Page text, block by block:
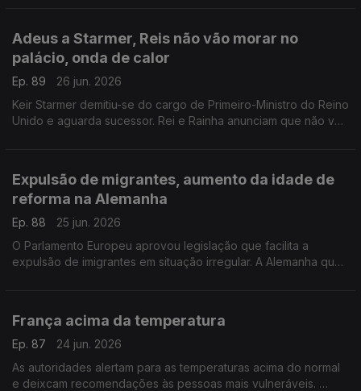
Adeus a Starmer, Reis não vão morar no
palácio, onda de calor
Ep. 89
26 jun. 2026
Keir Starmer demitiu-se do cargo de Primeiro-Ministro do Reino
Unido e aguarda sucessor. Rei e Rainha anunciam que não vão
Expulsão de migrantes, aumento da idade de
reforma na Alemanha
Ep. 88
25 jun. 2026
O Parlamento Europeu aprovou legislação que facilita a
expulsão de imigrantes em situação irregular. A Alemanha quer
França acima da temperatura
Ep. 87
24 jun. 2026
As autoridades alertam para as temperaturas acima do normal
e deixcam recomendações às pessoas mais vulneráveis.